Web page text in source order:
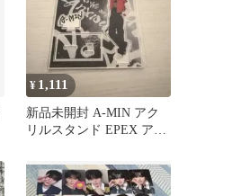
¥ 1,111
新品未開封 A-MIN アク
リルスタンド EPEX アミ